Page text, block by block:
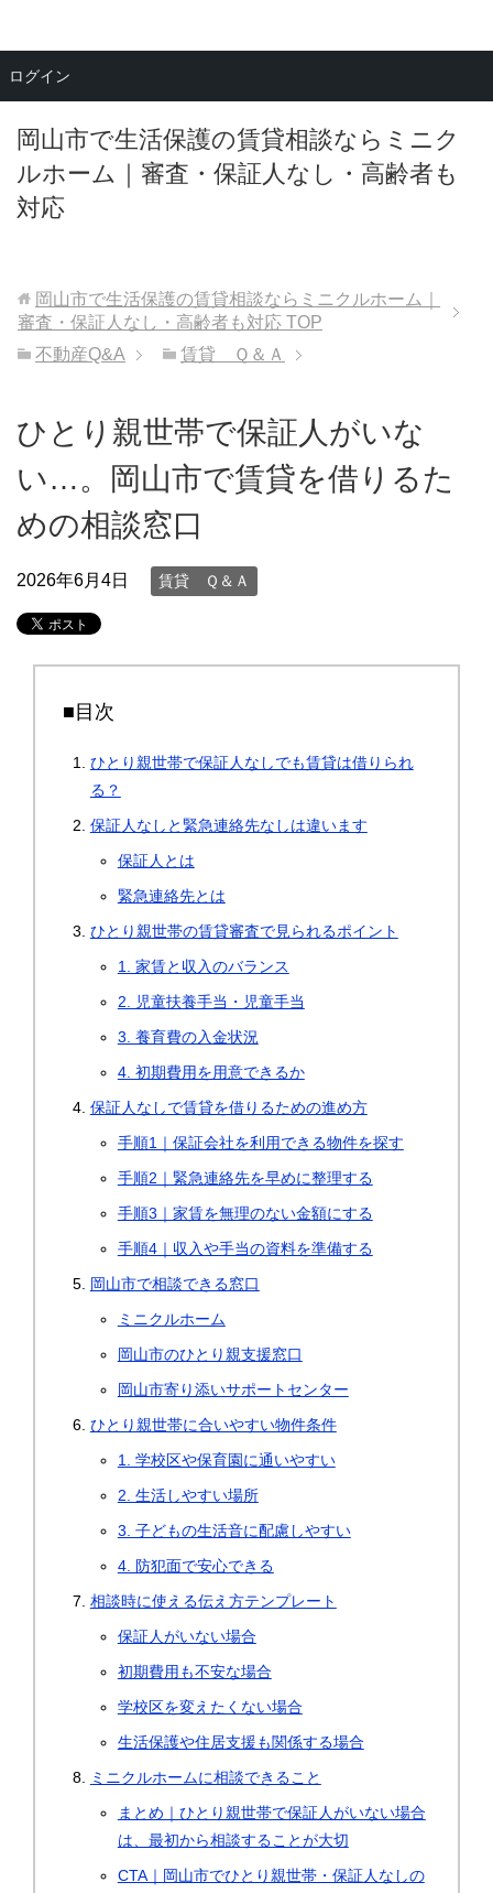
岡山市で生活保護の賃貸相談ならミニク
ルホーム｜審査・保証人なし・高齢者も
対応
メニュー
岡山市で生活保護の賃貸相談ならミニクルホーム｜
審査・保証人なし・高齢者も対応 TOP
不動産Q&A
賃貸 Ｑ＆Ａ
ひとり親世帯で保証人がいな
い…。岡山市で賃貸を借りるた
めの相談窓口
2026年6月4日 賃貸 Ｑ＆Ａ
■目次
ひとり親世帯で保証人なしでも賃貸は借りられ
る？
保証人なしと緊急連絡先なしは違います
保証人とは
緊急連絡先とは
ひとり親世帯の賃貸審査で見られるポイント
1. 家賃と収入のバランス
2. 児童扶養手当・児童手当
3. 養育費の入金状況
4. 初期費用を用意できるか
保証人なしで賃貸を借りるための進め方
手順1｜保証会社を利用できる物件を探す
手順2｜緊急連絡先を早めに整理する
手順3｜家賃を無理のない金額にする
手順4｜収入や手当の資料を準備する
岡山市で相談できる窓口
ミニクルホーム
岡山市のひとり親支援窓口
岡山市寄り添いサポートセンター
ひとり親世帯に合いやすい物件条件
1. 学校区や保育園に通いやすい
2. 生活しやすい場所
3. 子どもの生活音に配慮しやすい
4. 防犯面で安心できる
相談時に使える伝え方テンプレート
保証人がいない場合
初期費用も不安な場合
学校区を変えたくない場合
生活保護や住居支援も関係する場合
ミニクルホームに相談できること
まとめ｜ひとり親世帯で保証人がいない場合
は、最初から相談することが大切
CTA｜岡山市でひとり親世帯・保証人なしの
ログイン